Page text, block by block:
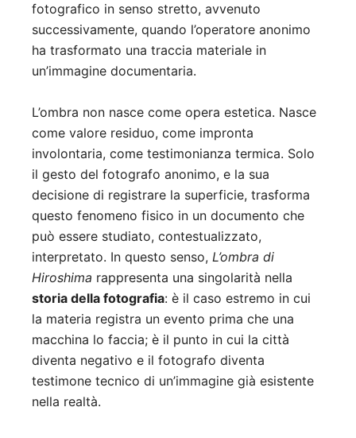
fotografico in senso stretto, avvenuto
successivamente, quando l’operatore anonimo
ha trasformato una traccia materiale in
un’immagine documentaria.
L’ombra non nasce come opera estetica. Nasce
come valore residuo, come impronta
involontaria, come testimonianza termica. Solo
il gesto del fotografo anonimo, e la sua
decisione di registrare la superficie, trasforma
questo fenomeno fisico in un documento che
può essere studiato, contestualizzato,
interpretato. In questo senso, L’ombra di
Hiroshima rappresenta una singolarità nella
storia della fotografia: è il caso estremo in cui
la materia registra un evento prima che una
macchina lo faccia; è il punto in cui la città
diventa negativo e il fotografo diventa
testimone tecnico di un’immagine già esistente
nella realtà.